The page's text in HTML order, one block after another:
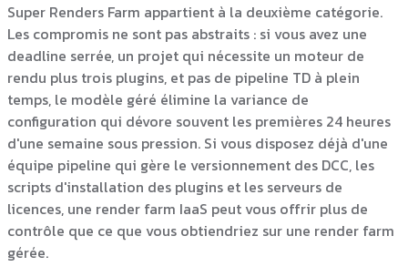
Super Renders Farm appartient à la deuxième catégorie.
Les compromis ne sont pas abstraits : si vous avez une
deadline serrée, un projet qui nécessite un moteur de
rendu plus trois plugins, et pas de pipeline TD à plein
temps, le modèle géré élimine la variance de
configuration qui dévore souvent les premières 24 heures
d'une semaine sous pression. Si vous disposez déjà d'une
équipe pipeline qui gère le versionnement des DCC, les
scripts d'installation des plugins et les serveurs de
licences, une render farm IaaS peut vous offrir plus de
contrôle que ce que vous obtiendriez sur une render farm
gérée.